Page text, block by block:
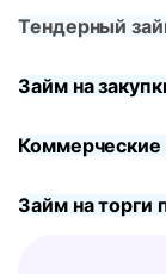
Тендерный
Займ на
Коммерческие
Займ на торги